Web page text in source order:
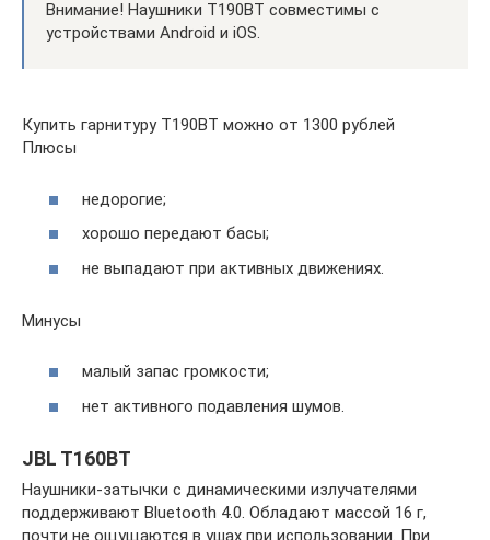
Внимание! Наушники T190BT совместимы с
устройствами Android и iOS.
Купить гарнитуру T190BT можно от 1300 рублей
Плюсы
недорогие;
хорошо передают басы;
не выпадают при активных движениях.
Минусы
малый запас громкости;
нет активного подавления шумов.
JBL T160BT
Наушники-затычки с динамическими излучателями
поддерживают Bluetooth 4.0. Обладают массой 16 г,
почти не ощущаются в ушах при использовании. При